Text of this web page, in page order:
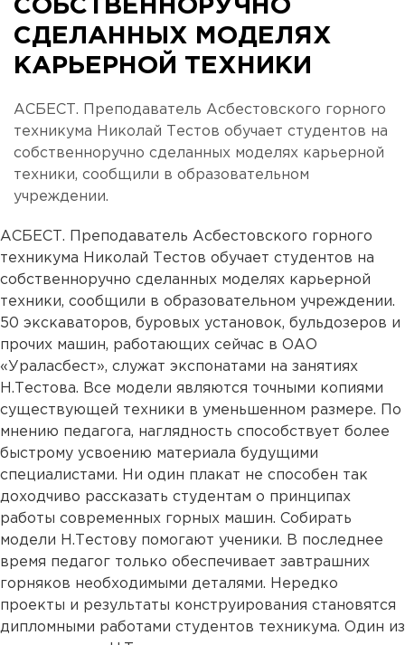
СОБСТВЕННОРУЧНО
СДЕЛАННЫХ МОДЕЛЯХ
КАРЬЕРНОЙ ТЕХНИКИ
АСБЕСТ. Преподаватель Асбестовского горного
техникума Николай Тестов обучает студентов на
собственноручно сделанных моделях карьерной
техники, сообщили в образовательном
учреждении.
АСБЕСТ. Преподаватель Асбестовского горного
техникума Николай Тестов обучает студентов на
собственноручно сделанных моделях карьерной
техники, сообщили в образовательном учреждении.
50 экскаваторов, буровых установок, бульдозеров и
прочих машин, работающих сейчас в ОАО
«Ураласбест», служат экспонатами на занятиях
Н.Тестова. Все модели являются точными копиями
существующей техники в уменьшенном размере. По
мнению педагога, наглядность способствует более
быстрому усвоению материала будущими
специалистами. Ни один плакат не способен так
доходчиво рассказать студентам о принципах
работы современных горных машин. Собирать
модели Н.Тестову помогают ученики. В последнее
время педагог только обеспечивает завтрашних
горняков необходимыми деталями. Нередко
проекты и результаты конструирования становятся
дипломными работами студентов техникума. Один из